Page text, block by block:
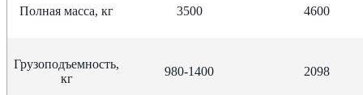
Полная масса, кг 3500 4600
Грузоподъемность,
кг
980-1400 2098